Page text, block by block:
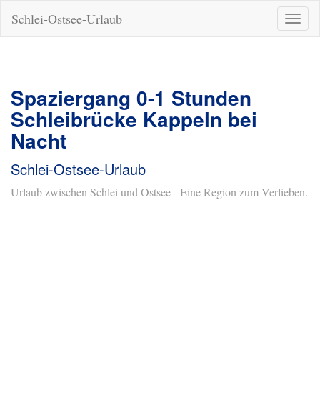
ein-/
Schlei-Ostsee-Urlaub
Spaziergang 0-1 Stunden
Schleibrücke Kappeln bei
Nacht
Schlei-Ostsee-Urlaub
Urlaub zwischen Schlei und Ostsee - Eine Region zum Verlieben.